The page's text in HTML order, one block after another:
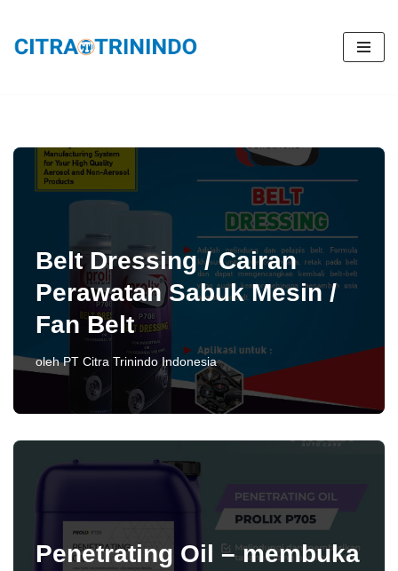
Lompat
Belt Dressing / Cairan
Perawatan Sabuk Mesin /
Fan Belt
olehPT Citra Trinindo Indonesia
Penetrating Oil – membuka